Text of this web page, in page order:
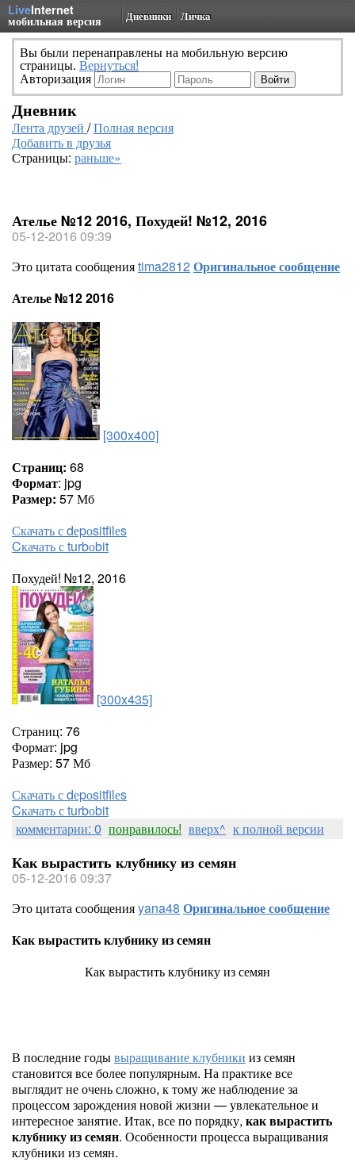
LiveInternet
мобильная версия Дневники Личка
Вы были перенаправлены на мобильную версию
страницы. Вернуться!
Авторизация
Дневник
Лента друзей /Полная версия
Добавить в друзья
Страницы: раньше»
Ателье №12 2016, Похудей! №12, 2016
05-12-2016 09:39
Это цитата сообщенияtima2812Оригинальное сообщение
Ателье №12 2016
[300x400]
Страниц: 68
Формат: jpg
Размер: 57 Мб
Скачать с dеpоsitfilеs
Cкачать с turbоbit
Похудей! №12, 2016
[300x435]
Страниц: 76
Формат: jpg
Размер: 57 Мб
Скачать с dеpоsitfilеs
Cкачать с turbоbit
комментарии: 0 понравилось! вверх^ к полной версии
Как вырастить клубнику из семян
05-12-2016 09:37
Это цитата сообщенияyana48 Оригинальное сообщение
Как вырастить клубнику из семян
Как вырастить клубнику из семян
В последние годывыращивание клубники из семян
становится все более популярным. На практике все
выглядит не очень сложно, к тому же наблюдение за
процессом зарождения новой жизни — увлекательное и
интересное занятие. Итак, все по порядку, как вырастить
клубнику из семян. Особенности процесса выращивания
клубники из семян.